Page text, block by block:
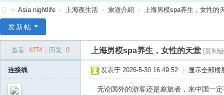
搜
南
» Asia nightlife › 上海夜生活 › 旅遊介紹 › 上海男模spa养生，女性的
发新帖
查看: 4274 回复: 0 上海男模spa养生，女性的天堂 [复制
连接线 发表于 2026-5-30 16:49:52 显示全部楼
无论国外的游客还是差旅者，来中国一